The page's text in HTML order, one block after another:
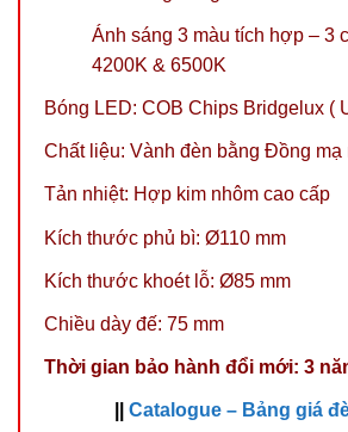
Ánh sáng 3 màu tích hợp – 3
4200K & 6500K
Bóng LED: COB Chips Bridgelux (
Chất liệu: Vành đèn bằng Đồng mạ
Tản nhiệt: Hợp kim nhôm cao cấp
Kích thước phủ bì: Ø110 mm
Kích thước khoét lỗ: Ø85 mm
Chiều dày đế: 75 mm
Thời gian bảo hành đổi mới: 3
Catalogue – Bảng giá